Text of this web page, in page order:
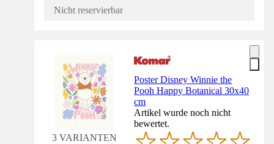
Nicht reservierbar
3 VARIANTEN
Poster Disney Winnie the
Pooh Happy Botanical 30x40
cm
Artikel wurde noch nicht
bewertet.